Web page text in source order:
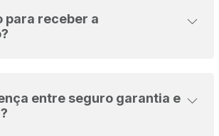
para receber a
entre seguro garantia e